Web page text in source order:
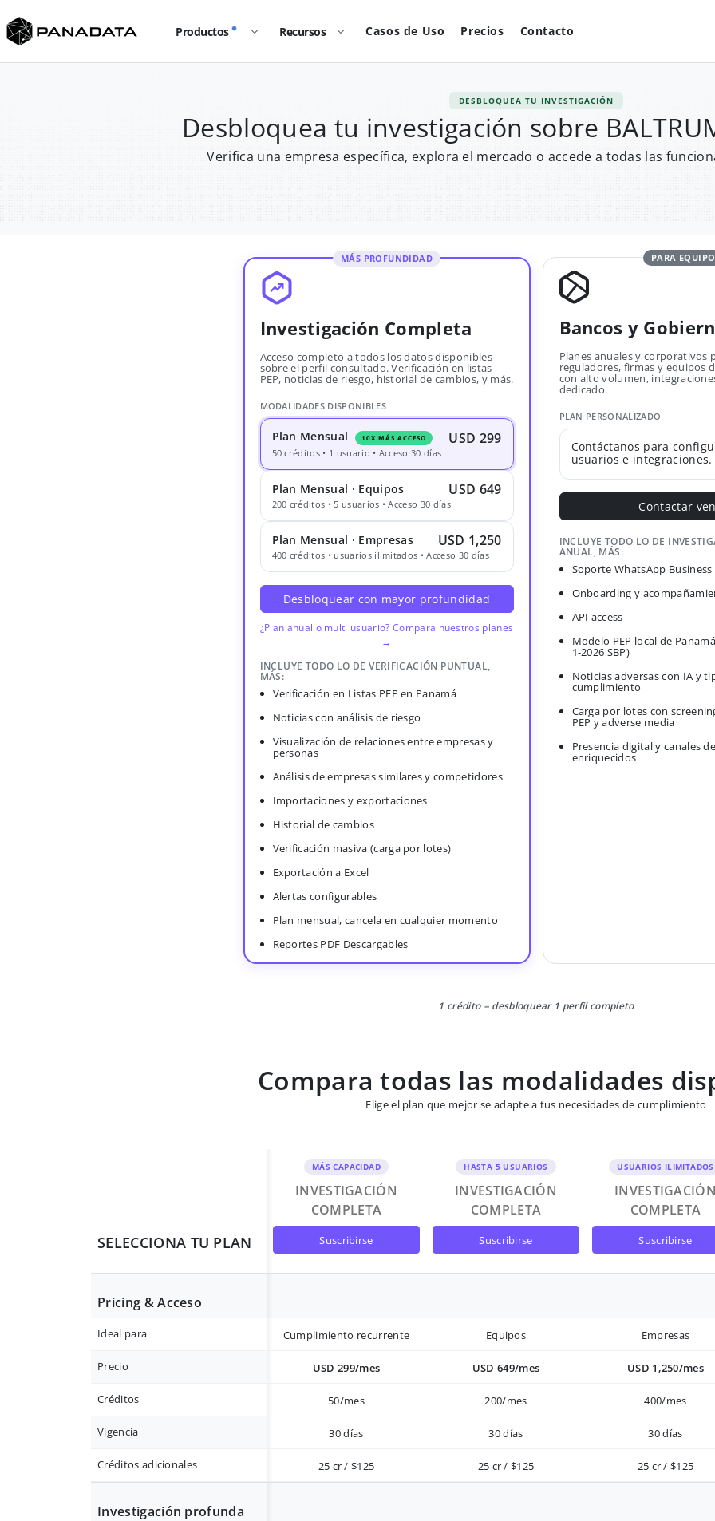
Productos Recursos Casos de Uso Precios Contacto
DESBLOQUEA TU INVESTIGACIÓN
Desbloquea tu investigación sobre
Verifica una empresa específica, explora el mercado o accede a todas las
MÁS PROFUNDIDAD
Investigación Completa
Acceso completo a todos los datos disponibles
sobre el perfil consultado. Verificación en listas
PEP, noticias de riesgo, historial de cambios, y más.
MODALIDADES DISPONIBLES
Plan Mensual 10X MÁS ACCESO USD 299
50 créditos • 1 usuario • Acceso 30 días
Plan Mensual · Equipos USD 649
200 créditos • 5 usuarios • Acceso 30 días
Plan Mensual · Empresas USD 1,250
400 créditos • usuarios ilimitados • Acceso 30 días
Desbloquear con mayor profundidad
¿Plan anual o multi usuario? Compara nuestros planes
→
INCLUYE TODO LO DE VERIFICACIÓN PUNTUAL,
MÁS:
Verificación en Listas PEP en Panamá
Noticias con análisis de riesgo
Visualización de relaciones entre empresas y
personas
Análisis de empresas similares y competidores
Importaciones y exportaciones
Historial de cambios
Verificación masiva (carga por lotes)
Exportación a Excel
Alertas configurables
Plan mensual, cancela en cualquier momento
Reportes PDF Descargables
PARA
Bancos y
Planes anuales y corporativos
reguladores, firmas y equipos
con alto volumen,
dedicado.
PLAN PERSONALIZADO
Contáctanos para
usuarios e integraciones.
Contactar
INCLUYE TODO LO DE
ANUAL, MÁS:
Soporte WhatsApp Business
Onboarding y
API access
Modelo PEP local de
1-2026 SBP)
Noticias adversas con IA y
cumplimiento
Carga por lotes con
PEP y adverse media
Presencia digital y canales
enriquecidos
1 crédito = desbloquear 1 perfil completo
Compara todas las modalidades
Elige el plan que mejor se adapte a tus necesidades de cumplimiento
SELECCIONA TU PLAN
MÁS CAPACIDAD
INVESTIGACIÓN
COMPLETA
suscribirse
HASTA 5 USUARIOS
INVESTIGACIÓN
COMPLETA
suscribirse
USUARIOS ILIMITADOS
COMPLETA
suscribirse
Pricing & Acceso
Ideal para Cumplimiento recurrente Equipos Empresas
Precio USD 299/mes USD 649/mes USD 1,250/mes
Créditos 50/mes 200/mes 400/mes
Vigencia 30 días 30 días 30 días
Créditos adicionales 25 cr / $125 25 cr / $125 25 cr / $125
Investigación profunda